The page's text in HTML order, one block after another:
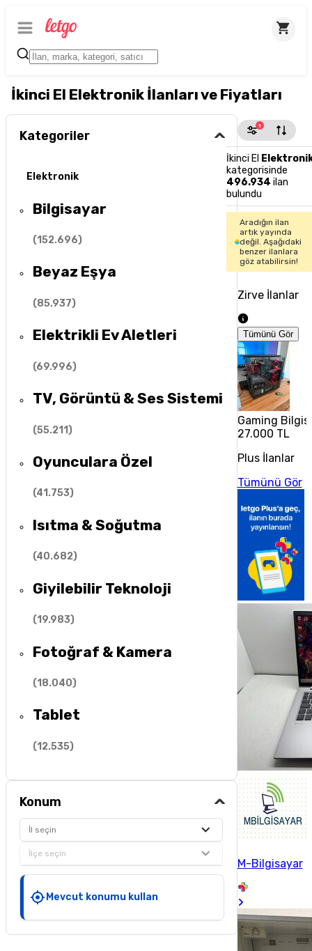
İkinci El Elektronik İlanları ve Fiyatları
Kategoriler
Elektronik
Bilgisayar
(152.696)
Beyaz Eşya
(85.937)
Elektrikli Ev Aletleri
(69.996)
TV, Görüntü & Ses Sistemi
(55.211)
Oyunculara Özel
(41.753)
Isıtma & Soğutma
(40.682)
Giyilebilir Teknoloji
(19.983)
Fotoğraf & Kamera
(18.040)
Tablet
(12.535)
Konum
İl seçin
İlçe seçin
Mevcut konumu kullan
1
İkinci El
kategorisinde
496.934 ilan
bulundu
Aradığın ilan
artık yayında
değil. Aşağıdaki
benzer ilanlara
göz atabilirsin!
Zirve İlanlar
Tümünü Gör
Gaming
27.000 TL
Plus İlanlar
Tümünü Gör
M-Bilgisayar